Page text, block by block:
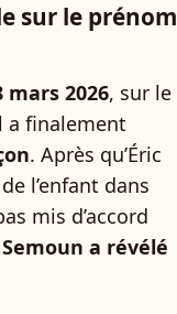
sur le prénom
mars 2026, sur le
a finalement
. Après qu’Éric
l’enfant dans
mis d’accord
Semoun a révélé